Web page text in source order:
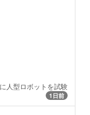
人型ロボットを試験
1日前